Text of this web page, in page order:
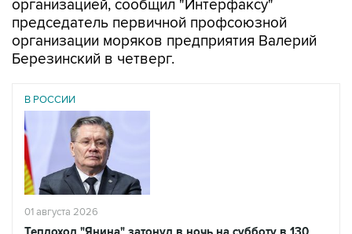
организацией, сообщил "Интерфаксу"
председатель первичной профсоюзной
организации моряков предприятия Валерий
Березинский в четверг.
В РОССИИ
01 августа 2026